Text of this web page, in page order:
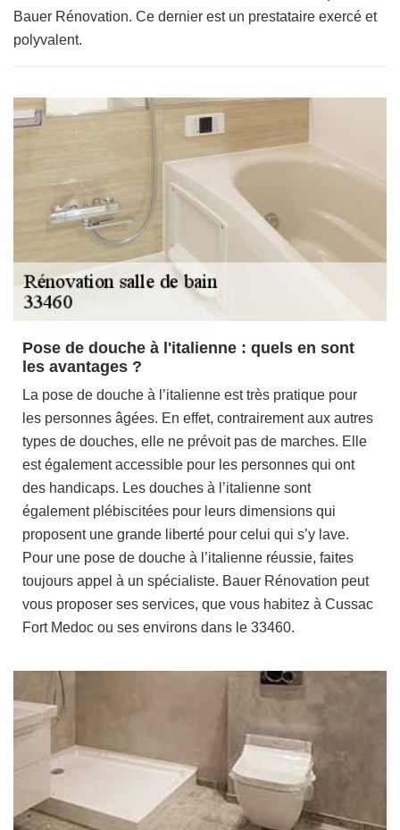
Bauer Rénovation. Ce dernier est un prestataire exercé et
polyvalent.
Pose de douche à l'italienne : quels en sont
les avantages ?
La pose de douche à l’italienne est très pratique pour
les personnes âgées. En effet, contrairement aux autres
types de douches, elle ne prévoit pas de marches. Elle
est également accessible pour les personnes qui ont
des handicaps. Les douches à l’italienne sont
également plébiscitées pour leurs dimensions qui
proposent une grande liberté pour celui qui s’y lave.
Pour une pose de douche à l’italienne réussie, faites
toujours appel à un spécialiste. Bauer Rénovation peut
vous proposer ses services, que vous habitez à Cussac
Fort Medoc ou ses environs dans le 33460.